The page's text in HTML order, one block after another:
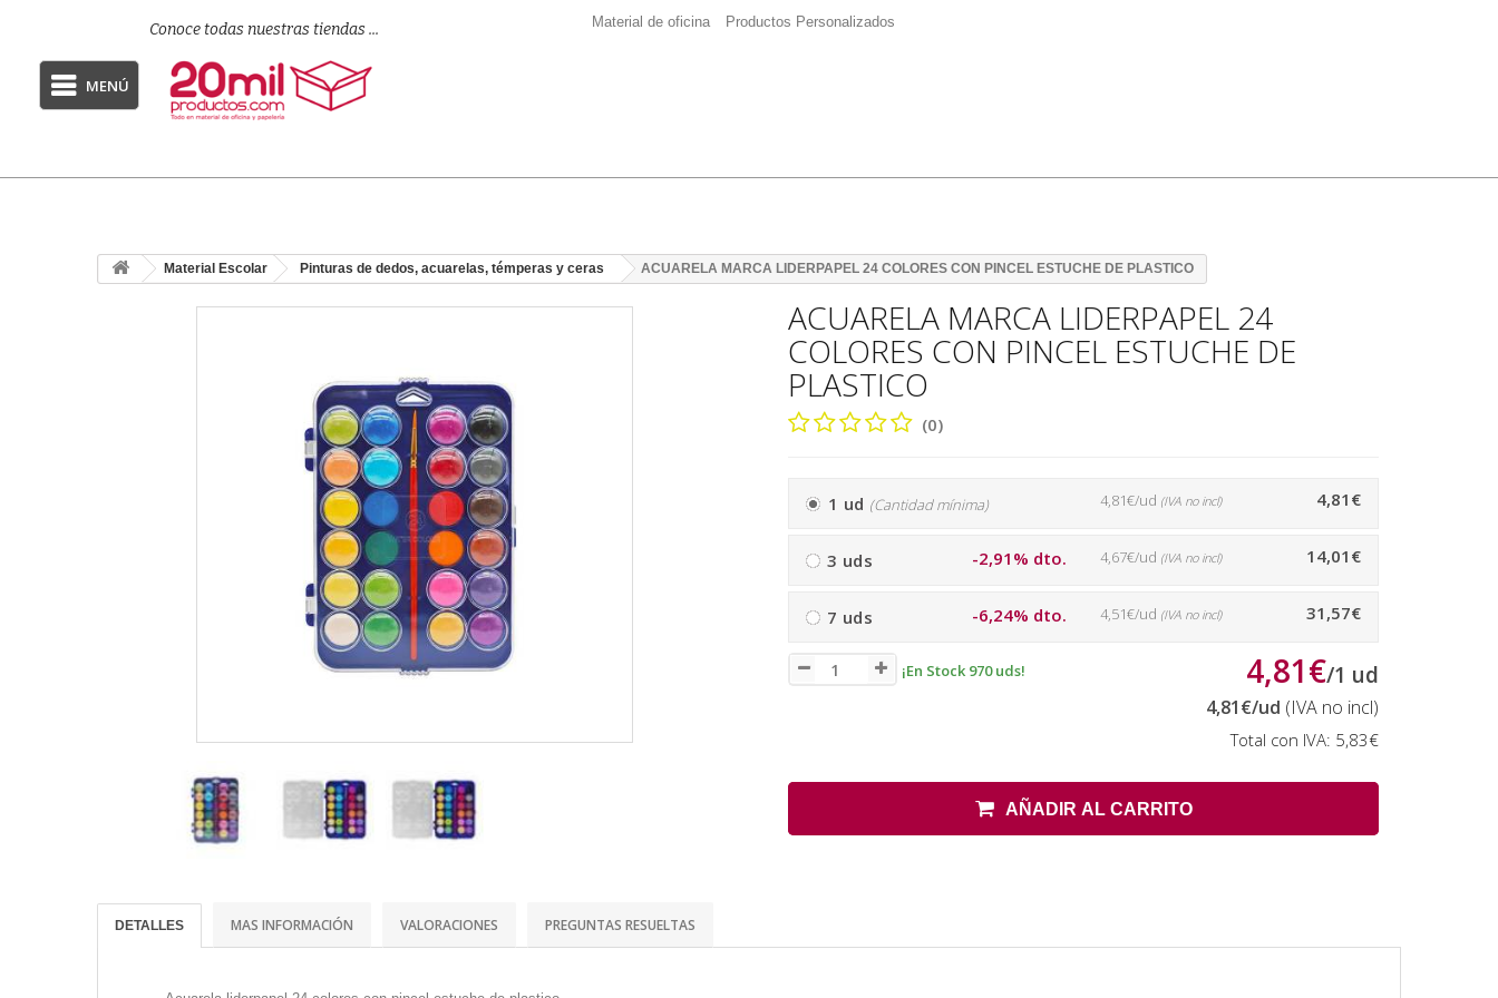
Conoce todas nuestras tiendas ... Material de oficina Productos Personalizados
MENÚ
Material Escolar Pinturas de dedos, acuarelas, témperas y ceras ACUARELA MARCA LIDERPAPEL 24 COLORES CON PINCEL ESTUCHE DE PLASTICO
ACUARELA MARCA LIDERPAPEL 24
COLORES CON PINCEL ESTUCHE DE
PLASTICO
(0)
1 ud (Cantidad mínima) 4,81€
4,81€/ud (IVA no incl)
3 uds -2,91% dto. 14,01€
4,67€/ud (IVA no incl)
7 uds -6,24% dto. 31,57€
4,51€/ud (IVA no incl)
¡En Stock 970 uds! 4,81€/1 ud
4,81€/ud (IVA no incl)
Total con IVA: 5,83€
AÑADIR AL CARRITO
DETALLES MAS INFORMACIÓN VALORACIONES PREGUNTAS RESUELTAS